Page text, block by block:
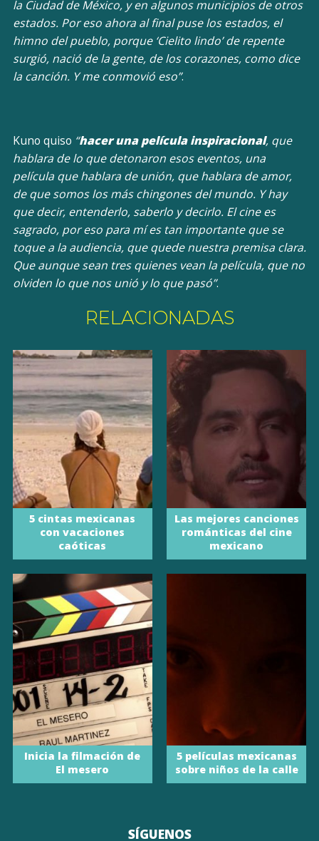
la Ciudad de México, y en algunos municipios de otros
estados. Por eso ahora al final puse los estados, el
himno del pueblo, porque ‘Cielito lindo’ de repente
surgió, nació de la gente, de los corazones, como dice
la canción. Y me conmovió eso”.
Kuno quiso “hacer una película inspiracional, que
hablara de lo que detonaron esos eventos, una
película que hablara de unión, que hablara de amor,
de que somos los más chingones del mundo. Y hay
que decir, entenderlo, saberlo y decirlo. El cine es
sagrado, por eso para mí es tan importante que se
toque a la audiencia, que quede nuestra premisa clara.
Que aunque sean tres quienes vean la película, que no
olviden lo que nos unió y lo que pasó”.
RELACIONADAS
5 cintas mexicanas
con vacaciones
caóticas
Las mejores canciones
románticas del cine
mexicano
Inicia la filmación de
El mesero
5 películas mexicanas
sobre niños de la calle
SÍGUENOS